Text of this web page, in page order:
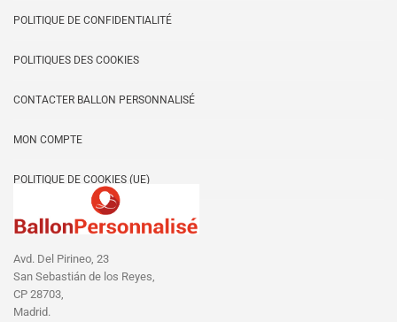
POLITIQUE DE CONFIDENTIALITÉ
POLITIQUES DES COOKIES
CONTACTER BALLON PERSONNALISÉ
MON COMPTE
POLITIQUE DE COOKIES (UE)
Avd. Del Pirineo, 23
San Sebastián de los Reyes,
CP 28703,
Madrid.